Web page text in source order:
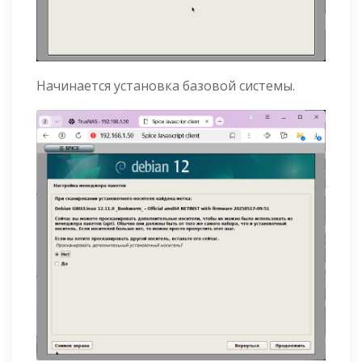
Начинается установка базовой системы.